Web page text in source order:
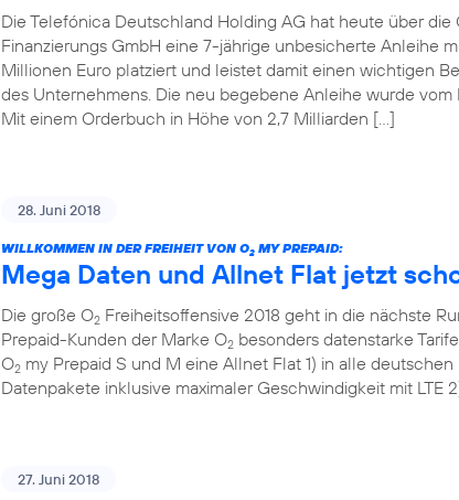
Die Telefónica Deutschland Holding AG hat heute über die
Finanzierungs GmbH eine 7-jährige unbesicherte Anleihe
Millionen Euro platziert und leistet damit einen wichtigen
des Unternehmens. Die neu begebene Anleihe wurde
Mit einem Orderbuch in Höhe von 2,7 Milliarden […]
28. Juni 2018
WILLKOMMEN IN DER FREIHEIT VON O2 MY PREPAID:
Mega Daten und Allnet Flat jetzt
Die große O2 Freiheitsoffensive 2018 geht in die nächste
Prepaid-Kunden der Marke O2 besonders datenstarke
O2 my Prepaid S und M eine Allnet Flat 1) in alle
Datenpakete inklusive maximaler Geschwindigkeit mit LTE
27. Juni 2018